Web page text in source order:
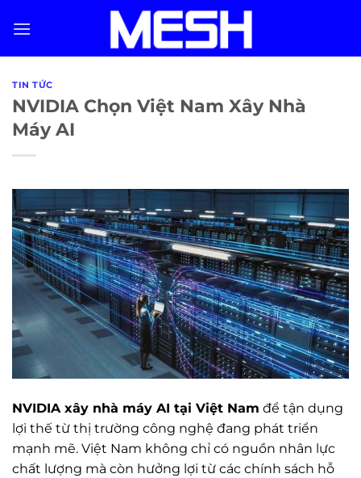
TIN TỨC
NVIDIA Chọn Việt Nam Xây Nhà
Máy AI
NVIDIA xây nhà máy AI tại Việt Nam để tận dụng
lợi thế từ thị trường công nghệ đang phát triển
mạnh mẽ. Việt Nam không chỉ có nguồn nhân lực
chất lượng mà còn hưởng lợi từ các chính sách hỗ